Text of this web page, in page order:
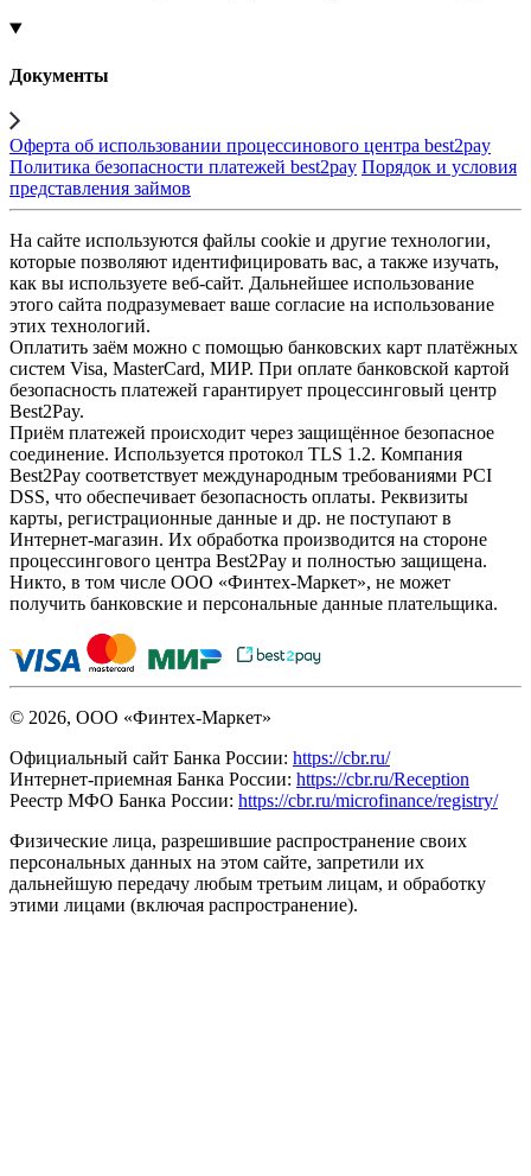
Документы
Оферта об использовании процессинового центра best2pay
Политика безопасности платежей best2pay Порядок и условия
представления займов
На сайте используются файлы cookie и другие технологии,
которые позволяют идентифицировать вас, а также изучать,
как вы используете веб-сайт. Дальнейшее использование
этого сайта подразумевает ваше согласие на использование
этих технологий.
Оплатить заём можно с помощью банковских карт платёжных
систем Visa, MasterCard, МИР. При оплате банковской картой
безопасность платежей гарантирует процессинговый центр
Best2Pay.
Приём платежей происходит через защищённое безопасное
соединение. Используется протокол TLS 1.2. Компания
Best2Pay соответствует международным требованиями PCI
DSS, что обеспечивает безопасность оплаты. Реквизиты
карты, регистрационные данные и др. не поступают в
Интернет-магазин. Их обработка производится на стороне
процессингового центра Best2Pay и полностью защищена.
Никто, в том числе ООО «Финтех-Маркет», не может
получить банковские и персональные данные плательщика.
© 2026, ООО «Финтех-Маркет»
Официальный сайт Банка России: https://cbr.ru/
Интернет-приемная Банка России: https://cbr.ru/Reception
Реестр МФО Банка России: https://cbr.ru/microfinance/registry/
Физические лица, разрешившие распространение своих
персональных данных на этом сайте, запретили их
дальнейшую передачу любым третьим лицам, и обработку
этими лицами (включая распространение).